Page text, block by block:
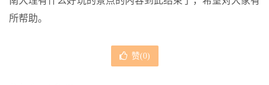
所帮助。
赞(0)